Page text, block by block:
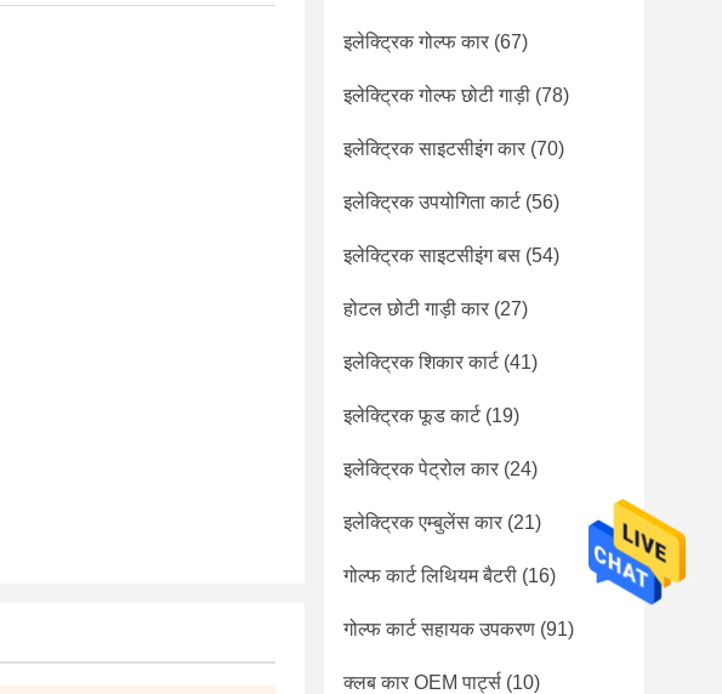
इलेक्ट्रिक गोल्फ कार (67)
इलेक्ट्रिक गोल्फ छोटी गाड़ी (78)
इलेक्ट्रिक साइटसीइंग कार (70)
इलेक्ट्रिक उपयोगिता कार्ट(56)
इलेक्ट्रिक साइटसीइंग बस (54)
होटल छोटी गाड़ी कार (27)
इलेक्ट्रिक शिकार कार्ट(41)
इलेक्ट्रिक फूड कार्ट(19)
इलेक्ट्रिक पेट्रोल कार (24)
इलेक्ट्रिक एम्बुलेंस कार (21)
गोल्फ कार्ट लिथियम बैटरी (16)
गोल्फ कार्ट सहायक उपकरण (91)
क्लब कार OEM पार्ट्स (10)